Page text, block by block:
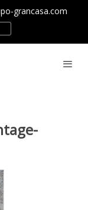
grancasa.com